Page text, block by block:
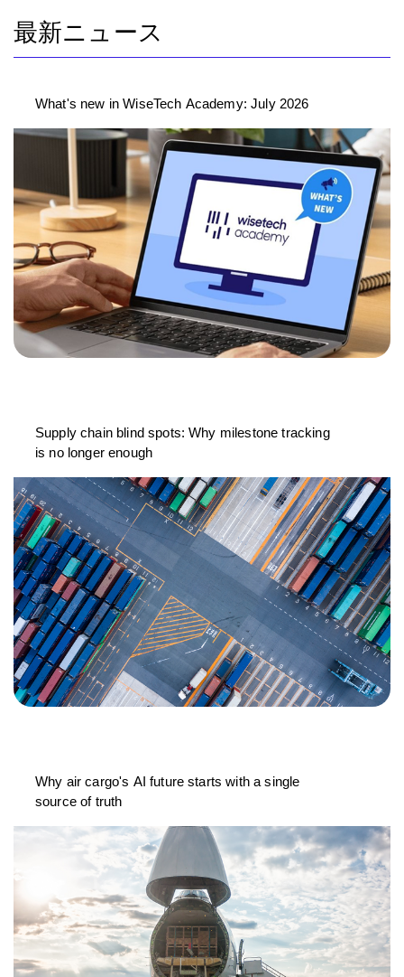
最新ニュース
What's new in WiseTech Academy: July 2026
Supply chain blind spots: Why milestone tracking
is no longer enough
Why air cargo's AI future starts with a single
source of truth